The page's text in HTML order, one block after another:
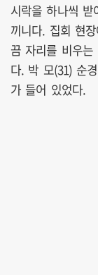
시락을 하나씩
끼니다. 집회 현
끔 자리를 비우
다. 박 모(31) 순
가 들어 있었다.